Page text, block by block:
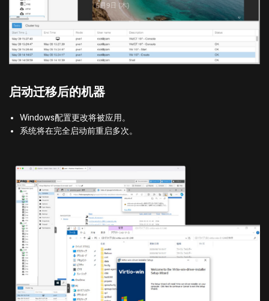
启动迁移后的机器
Windows配置更改将被应用。
系统将在完全启动前重启多次。